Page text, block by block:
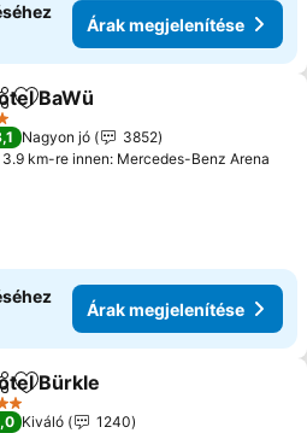
Árak megjelenítése
Hozzáadás a kedvencekhez
BaWü
Nagyon jó
3852
3.9 km-re innen: Mercedes-Benz Arena
Árak megjelenítése
Hozzáadás a kedvencekhez
Bürkle
Kiváló
1240